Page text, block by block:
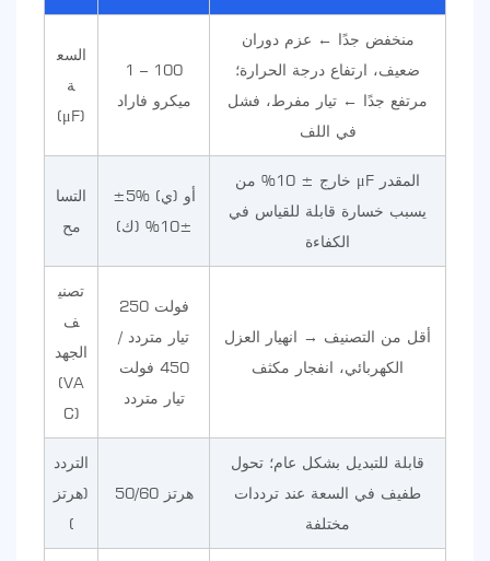
السع
ة
(μF)
1 – 100
ميكرو فاراد
منخفض جدًا ← عزم دوران
ضعيف، ارتفاع درجة الحرارة؛
مرتفع جدًا ← تيار مفرط، فشل
في اللف
التسا
مح
±5% (ي) أو
±10% (ك)
خارج ± 10% من μF المقدر
يسبب خسارة قابلة للقياس في
الكفاءة
تصني
ف
الجهد
(VA
C)
250 فولت
تيار متردد /
450 فولت
تيار متردد
أقل من التصنيف → انهيار العزل
الكهربائي، انفجار مكثف
التردد
(هرتز
)
50/60 هرتز
قابلة للتبديل بشكل عام؛ تحول
طفيف في السعة عند ترددات
مختلفة